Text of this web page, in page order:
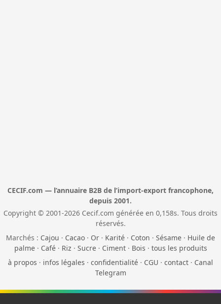
CECIF.com — l’annuaire B2B de l’import-export francophone,
depuis 2001.
Copyright © 2001-2026 Cecif.com générée en 0,158s. Tous droits
réservés.
Marchés : Cajou · Cacao · Or · Karité · Coton · Sésame · Huile de
palme· Café· Riz · Sucre· Ciment· Bois · tous les produits
à propos · infos légales · confidentialité · CGU · contact · Canal
Telegram